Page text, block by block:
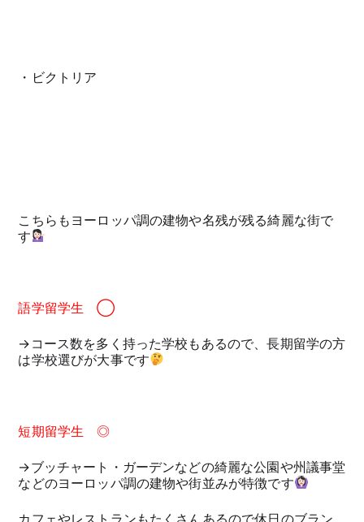
・ビクトリア
こちらもヨーロッパ調の建物や名残が残る綺麗な街で
す
語学留学生 ◯
→コース数を多く持った学校もあるので、長期留学の方
は学校選びが大事です
短期留学生 ◎
→ブッチャート・ガーデンなどの綺麗な公園や州議事堂
などのヨーロッパ調の建物や街並みが特徴です
カフェやレストランもたくさんあるので休日のブラン